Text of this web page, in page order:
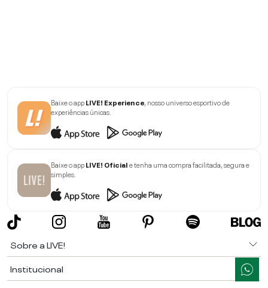
Baixe o appLIVE! Experience , nosso universo esportivo de
experiências únicas.
Baixe o appLIVE! Oficiale tenha uma compra facilitada, segura e
simples.
Sobre a LIVE!
Institucional